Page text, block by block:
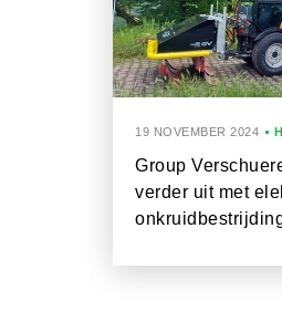
19 NOVEMBER 2024
Group
verder uit met